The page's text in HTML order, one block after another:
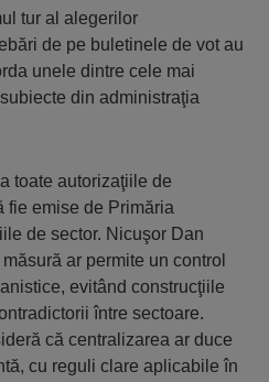
tur al alegerilor
de pe buletinele de vot au
unele dintre cele mai
din administraţia
toate autorizaţiile de
fie emise de Primăria
de sector. Nicuşor Dan
ar permite un control
evitând construcţiile
între sectoare.
că centralizarea ar duce
cu reguli clare aplicabile în